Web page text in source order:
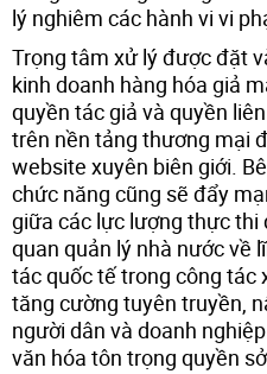
lý nghiêm các hành vi vi
Trọng tâm xử lý được đặt
kinh doanh hàng hóa giả
quyền tác giả và quyền
trên nền tảng thương mại
website xuyên biên giới.
chức năng cũng sẽ đẩy
giữa các lực lượng thực thi
quan quản lý nhà nước về
tác quốc tế trong công tác
tăng cường tuyên truyền,
người dân và doanh
văn hóa tôn trọng quyền